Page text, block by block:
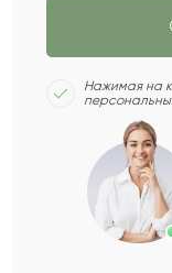
Яким
Нажимая на